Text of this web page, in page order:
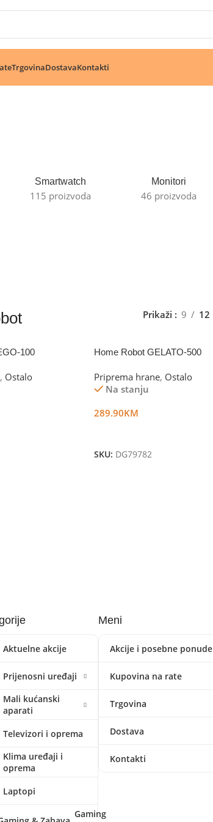
TrgovinaDostavaKontakti
Smartwatch
115 proizvoda
Monitori
46 proizvoda
Prikaži 9 12
100
, Ostalo
Home Robot GELATO-500
Priprema hrane, Ostalo
Na stanju
289.90KM
SKU: DG79782
Aktuelne akcije
Prijenosni uređaji
Mali kućanski
aparati
Televizori i oprema
Klima uređaji i
oprema
Laptopi
Gaming
Meni
Akcije i posebne ponude
Kupovina na rate
Trgovina
Dostava
Kontakti